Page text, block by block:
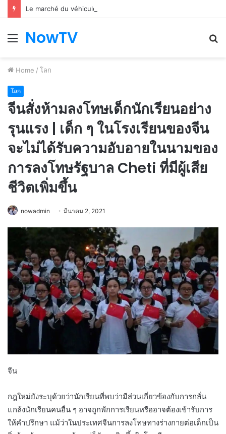
Le marché du véhicule d’occasion en plein essor
Menu
NowTV
Home / โลก
โลก
จีนสั่งห้ามลงโทษเด็กนักเรียนอย่าง
รุนแรง | เด็ก ๆ ในโรงเรียนของจีน
จะไม่ได้รับความอับอายในนามของ
การลงโทษรัฐบาล Cheti ที่มีผู้เสีย
ชีวิตเพิ่มขึ้น
nowadmin มีนาคม 2, 2021
จีน
กฎใหม่ยังระบุด้วยว่านักเรียนที่พบว่ามีส่วนเกี่ยวข้องกับการกลั่น
แกล้งนักเรียนคนอื่น ๆ อาจถูกพักการเรียนหรืออาจต้องเข้ารับการ
ให้คำปรึกษา แม้ว่าในประเทศจีนการลงโทษทางร่างกายต่อเด็กเป็น